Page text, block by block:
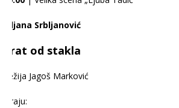
Biljana Srbljanović
Vrat od stakla
Režija Jagoš Marković
Igraju: